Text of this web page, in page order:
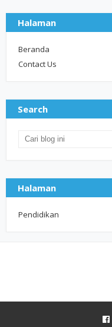
Halaman
Beranda
Contact Us
Search
Halaman
Pendidikan